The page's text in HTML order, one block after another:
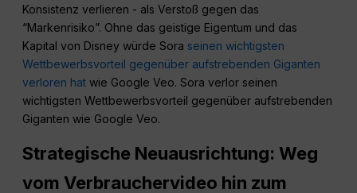
Konsistenz verlieren - als Verstoß gegen das
“Markenrisiko”. Ohne das geistige Eigentum und das
Kapital von Disney würde Sora seinen wichtigsten
Wettbewerbsvorteil gegenüber aufstrebenden Giganten
verloren hat wie Google Veo. Sora verlor seinen
wichtigsten Wettbewerbsvorteil gegenüber aufstrebenden
Giganten wie Google Veo.
Strategische Neuausrichtung: Weg
vom Verbrauchervideo hin zum